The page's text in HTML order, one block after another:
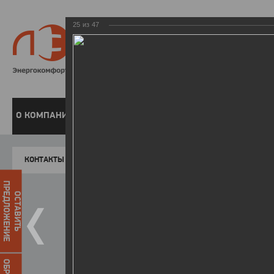
8 800
О КОМПАНИИ
КОНТАКТЫ
ОСТАВИТЬ
ПРЕДЛОЖЕНИЕ
25 из 47